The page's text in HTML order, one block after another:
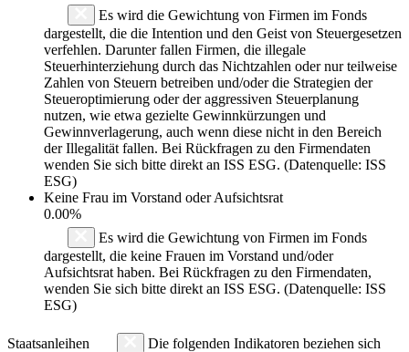
Es wird die Gewichtung von Firmen im Fonds
dargestellt, die die Intention und den Geist von Steuergesetzen
verfehlen. Darunter fallen Firmen, die illegale
Steuerhinterziehung durch das Nichtzahlen oder nur teilweise
Zahlen von Steuern betreiben und/oder die Strategien der
Steueroptimierung oder der aggressiven Steuerplanung
nutzen, wie etwa gezielte Gewinnkürzungen und
Gewinnverlagerung, auch wenn diese nicht in den Bereich
der Illegalität fallen. Bei Rückfragen zu den Firmendaten
wenden Sie sich bitte direkt an ISS ESG. (Datenquelle: ISS
ESG)
Keine Frau im Vorstand oder Aufsichtsrat
0.00%
Es wird die Gewichtung von Firmen im Fonds
dargestellt, die keine Frauen im Vorstand und/oder
Aufsichtsrat haben. Bei Rückfragen zu den Firmendaten,
wenden Sie sich bitte direkt an ISS ESG. (Datenquelle: ISS
ESG)
Staatsanleihen
Die folgenden Indikatoren beziehen sich